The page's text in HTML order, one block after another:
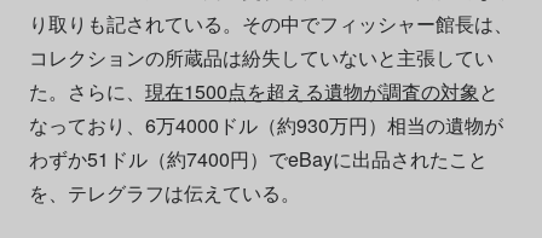
り取りも記されている。その中でフィッシャー館長は、
コレクションの所蔵品は紛失していないと主張してい
た。さらに、 現在1500点を超える遺物が調査の対象と
なっており、6万4000ドル（約930万円）相当の遺物が
わずか51ドル（約7400円）でeBayに出品されたこと
を、テレグラフは伝えている。